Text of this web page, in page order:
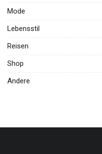
Mode
Lebensstil
Reisen
Shop
Andere